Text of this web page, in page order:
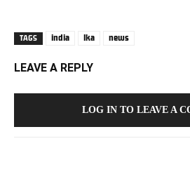
TAGS india lka news
LEAVE A REPLY
LOG IN TO LEAVE A